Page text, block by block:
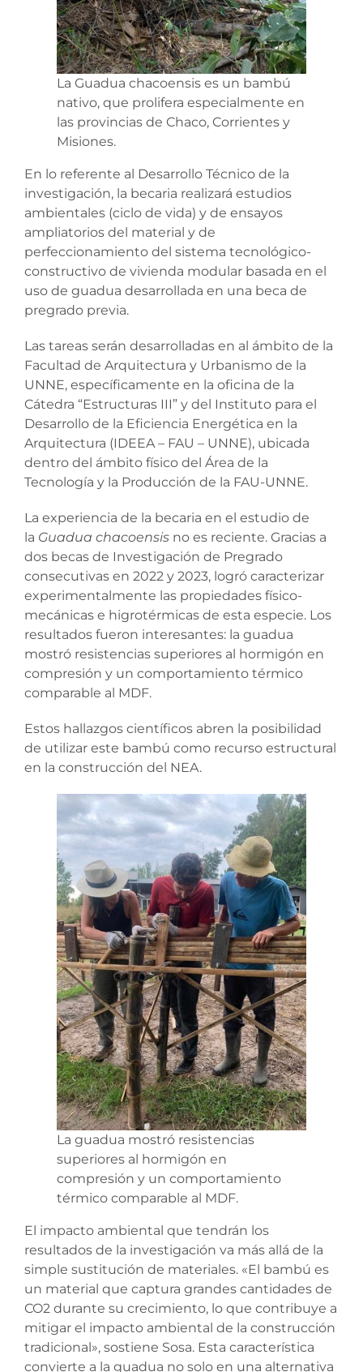
La Guadua chacoensis es un bambú
nativo, que prolifera especialmente en
las provincias de Chaco, Corrientes y
Misiones.
En lo referente al Desarrollo Técnico de la
investigación, la becaria realizará estudios
ambientales (ciclo de vida) y de ensayos
ampliatorios del material y de
perfeccionamiento del sistema tecnológico-
constructivo de vivienda modular basada en el
uso de guadua desarrollada en una beca de
pregrado previa.
Las tareas serán desarrolladas en al ámbito de la
Facultad de Arquitectura y Urbanismo de la
UNNE, específicamente en la oficina de la
Cátedra “Estructuras III” y del Instituto para el
Desarrollo de la Eficiencia Energética en la
Arquitectura (IDEEA – FAU – UNNE), ubicada
dentro del ámbito físico del Área de la
Tecnología y la Producción de la FAU-UNNE.
La experiencia de la becaria en el estudio de
la Guadua chacoensisno es reciente. Gracias a
dos becas de Investigación de Pregrado
consecutivas en 2022 y 2023, logró caracterizar
experimentalmente las propiedades físico-
mecánicas e higrotérmicas de esta especie. Los
resultados fueron interesantes: la guadua
mostró resistencias superiores al hormigón en
compresión y un comportamiento térmico
comparable al MDF.
Estos hallazgos científicos abren la posibilidad
de utilizar este bambú como recurso estructural
en la construcción del NEA.
La guadua mostró resistencias
superiores al hormigón en
compresión y un comportamiento
térmico comparable al MDF.
El impacto ambiental que tendrán los
resultados de la investigación va más allá de la
simple sustitución de materiales. «El bambú es
un material que captura grandes cantidades de
CO2 durante su crecimiento, lo que contribuye a
mitigar el impacto ambiental de la construcción
tradicional», sostiene Sosa. Esta característica
convierte a la guadua no solo en una alternativa